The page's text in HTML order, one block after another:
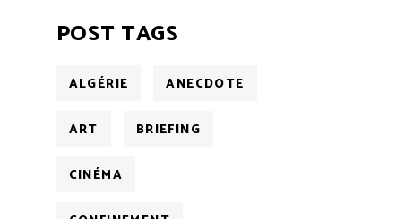
POST TAGS
ALGÉRIE ANECDOTE
ART BRIEFING
CINÉMA